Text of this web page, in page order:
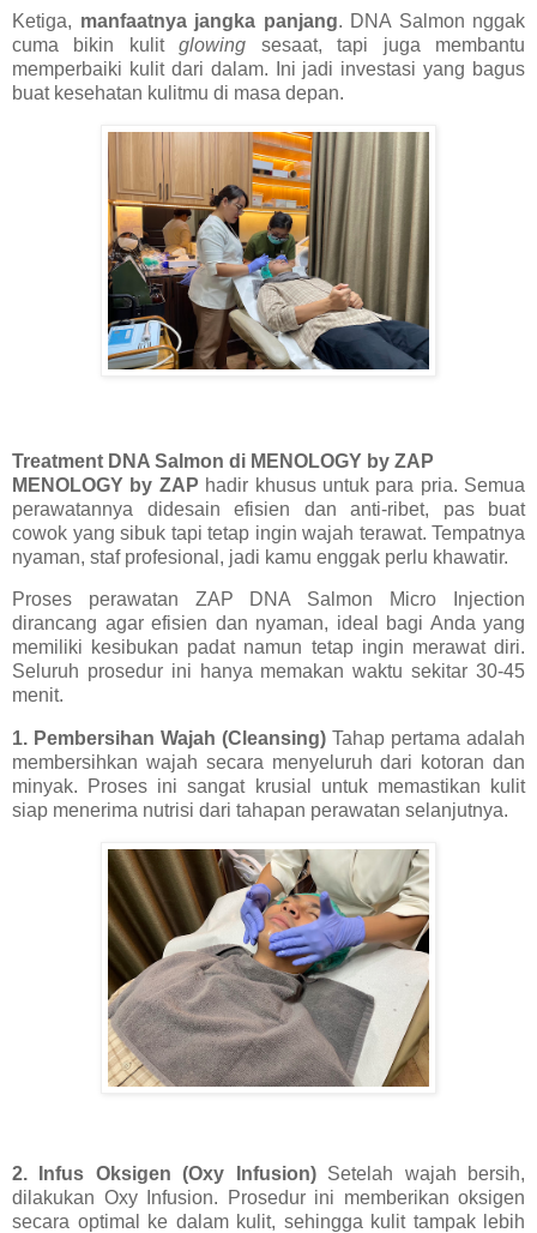
Ketiga, manfaatnya jangka panjang. DNA Salmon nggak
cuma bikin kulitglowing sesaat, tapi juga membantu
memperbaiki kulit dari dalam. Ini jadi investasi yang bagus
buat kesehatan kulitmu di masa depan.
Treatment DNA Salmon di MENOLOGY by ZAP
MENOLOGY by ZAP hadir khusus untuk para pria. Semua
perawatannya didesain efisien dan anti-ribet, pas buat
cowok yang sibuk tapi tetap ingin wajah terawat. Tempatnya
nyaman, staf profesional, jadi kamu enggak perlu khawatir.
Proses perawatan ZAP DNA Salmon Micro Injection
dirancang agar efisien dan nyaman, ideal bagi Anda yang
memiliki kesibukan padat namun tetap ingin merawat diri.
Seluruh prosedur ini hanya memakan waktu sekitar 30-45
menit.
1. Pembersihan Wajah (Cleansing) Tahap pertama adalah
membersihkan wajah secara menyeluruh dari kotoran dan
minyak. Proses ini sangat krusial untuk memastikan kulit
siap menerima nutrisi dari tahapan perawatan selanjutnya.
2. Infus Oksigen (Oxy Infusion)Setelah wajah bersih,
dilakukan Oxy Infusion. Prosedur ini memberikan oksigen
secara optimal ke dalam kulit, sehingga kulit tampak lebih